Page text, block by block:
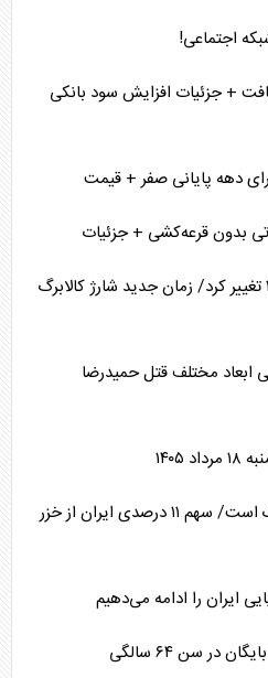
+ جزئیات افزایش سود بانکی
دهه پایانی صفر + قیمت
بدون قرعه‌کشی + جزئیات
زمان واریز کالابرگ مرداد ۱۴۰۵ تغییر کرد/ زمان جدید شارژ کالابرگ
ابعاد مختلف قتل حمیدرضا
عراقچی: توافق با عمان نزدیک است/ سهم ۱۱ درصدی ایران از خزر
ایران را ادامه می‌دهیم
سن ۶۴ سالگی